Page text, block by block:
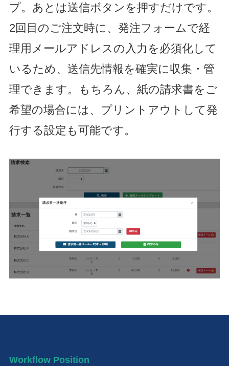
プ。あとは送信ボタンを押すだけです。
2回目のご注文時に、発注フォームで経
理用メールアドレスの入力を必須化して
いるため、送信先情報を確実に収集・管
理できます。もちろん、紙の請求書をご
希望の場合には、プリントアウトして発
行する設定も可能です。
Workflow Position